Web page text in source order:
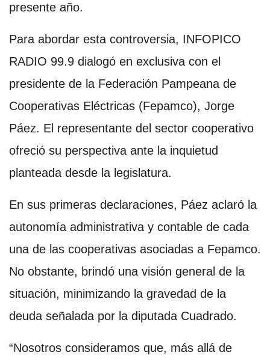
presente año.
Para abordar esta controversia, INFOPICO
RADIO 99.9 dialogó en exclusiva con el
presidente de la Federación Pampeana de
Cooperativas Eléctricas (Fepamco), Jorge
Páez. El representante del sector cooperativo
ofreció su perspectiva ante la inquietud
planteada desde la legislatura.
En sus primeras declaraciones, Páez aclaró la
autonomía administrativa y contable de cada
una de las cooperativas asociadas a Fepamco.
No obstante, brindó una visión general de la
situación, minimizando la gravedad de la
deuda señalada por la diputada Cuadrado.
“Nosotros consideramos que, más allá de